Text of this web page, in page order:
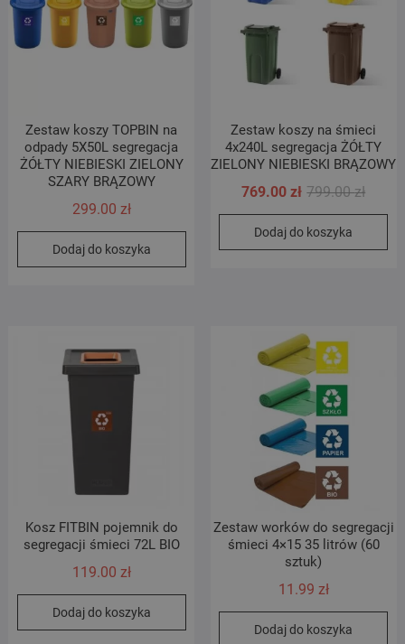
Zestaw koszy TOPBIN na
odpady 5X50L segregacja
ŻÓŁTY NIEBIESKI ZIELONY
SZARY BRĄZOWY
299.00 zł
Dodaj do koszyka
Zestaw koszy na śmieci
4x240L segregacja ŻÓŁTY
ZIELONY NIEBIESKI BRĄZOWY
799.00zł
cena
799.00
769.00zł
cena
769.00
Dodaj do koszyka
Kosz FITBIN pojemnik do
segregacji śmieci 72L BIO
119.00 zł
Dodaj do koszyka
Zestaw worków do segregacji
śmieci 4×15 35 litrów (60
sztuk)
11.99 zł
Dodaj do koszyka